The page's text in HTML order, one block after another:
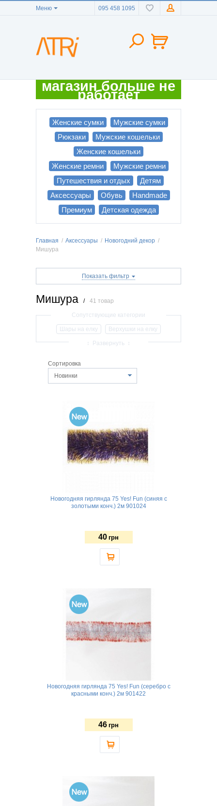
Меню 095 458 1095
магазин больше не
работает
Женские сумки
Мужские сумки
Рюкзаки
Мужские кошельки
Женские кошельки
Женские ремни
Мужские ремни
Путешествия и отдых
Детям
Аксессуары
Обувь
Handmade
Премиум
Детская одежда
Главная / Аксессуары / Новогодний декор /
Мишура
Показать фильтр
Мишура / 41 товар
Шары на елку
Верхушки на елку
Игрушки на елку
Гирлянды
Мишура
Декор для интерьера
Шпагат бумажный
Бусы новогодние
↕ Развернуть ↕
Сортировка
Новинки
Новогодняя гирлянда 75 Yes! Fun (синяя с
золотыми конч.) 2м 901024
40 грн
Новогодняя гирлянда 75 Yes! Fun (серебро с
красными конч.) 2м 901422
46 грн